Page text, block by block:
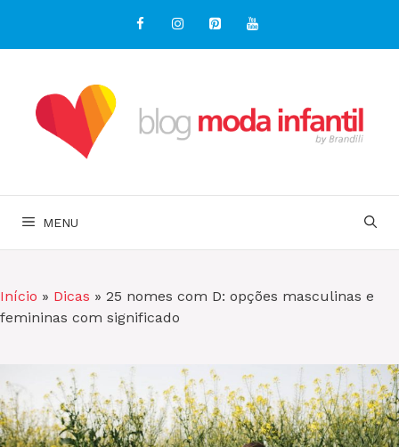
o
MENU
Início » Dicas » 25 nomes com D: opções masculinas e
femininas com significado